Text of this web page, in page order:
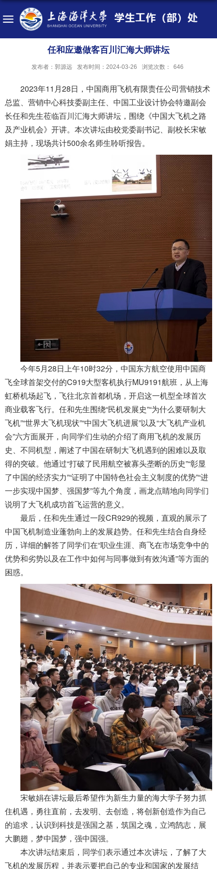
任和应邀做客百川汇海大师讲坛
发布者：郭源远 发布时间：2024-03-26 浏览次数： 646
2023年11月28日，中国商用飞机有限责任公司营销技术
总监、营销中心科技委副主任、中国工业设计协会特邀副会
长任和先生莅临百川汇海大师讲坛，围绕《中国大飞机之路
及产业机会》开讲。本次讲坛由校党委副书记、副校长宋敏
娟主持，现场共计500余名师生聆听报告。
今年5月28日上午10时32分，中国东方航空使用中国商
飞全球首架交付的C919大型客机执行MU9191航班，从上海
虹桥机场起飞，飞往北京首都机场，开启这一机型全球首次
商业载客飞行。任和先生围绕“民机发展史”“为什么要研制大
飞机”“世界大飞机现状”“中国大飞机进展”以及“大飞机产业机
会”六方面展开，向同学们生动的介绍了商用飞机的发展历
史、不同机型，阐述了中国在研制大飞机遇到的困难以及取
得的突破。他通过“打破了民用航空被寡头垄断的历史”“彰显
了中国的经济实力”“证明了中国特色社会主义制度的优势”“进
一步实现中国梦、强国梦”等九个角度，画龙点睛地向同学们
说明了大飞机成功首飞运营的意义。
最后，任和先生通过一段CR929的视频，直观的展示了
中国飞机制造业蓬勃向上的发展趋势。任和先生结合自身经
历，详细的解答了同学们在“职业生涯、商飞在市场竞争中的
优势和劣势以及在工作中如何与同事做到有效沟通”等方面的
困惑。
宋敏娟在讲坛最后希望作为新生力量的海大学子努力抓
住机遇，勇往直前，去发明、去创造，将创新创造作为自己
的追求，认识到科技是强国之基，筑国之魂，立鸿鹄志，展
大鹏翅，梦中国梦，强中国强。
本次讲坛结束后，同学们表示通过本次讲坛，了解了大
飞机的发展历程，并表示要把自己的专业和国家的发展结